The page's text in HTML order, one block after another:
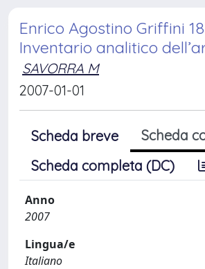
Enrico Agostino Griffini
Inventario analitico
SAVORRA M
2007-01-01
Scheda breve
Scheda
Scheda completa (DC)
Anno
2007
Lingua/e
Italiano